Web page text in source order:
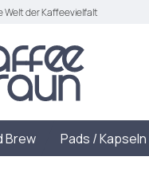
Welt der Kaffeevielfalt
Brew Pads / Kapseln